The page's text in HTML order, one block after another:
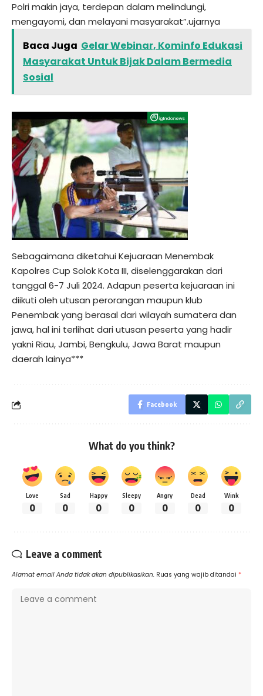
Polri makin jaya, terdepan dalam melindungi,
mengayomi, dan melayani masyarakat”.ujarnya
Baca Juga Gelar Webinar, Kominfo Edukasi
Masyarakat Untuk Bijak Dalam Bermedia
Sosial
Sebagaimana diketahui Kejuaraan Menembak
Kapolres Cup Solok Kota III, diselenggarakan dari
tanggal 6-7 Juli 2024. Adapun peserta kejuaraan ini
diikuti oleh utusan perorangan maupun klub
Penembak yang berasal dari wilayah sumatera dan
jawa, hal ini terlihat dari utusan peserta yang hadir
yakni Riau, Jambi, Bengkulu, Jawa Barat maupun
daerah lainya***
Facebook
What do you think?
Love
0
Sad
0
Happy
0
Sleepy
0
Angry
0
Dead
0
Wink
0
Leave a comment
Alamat email Anda tidak akan dipublikasikan. Ruas yang wajib ditandai *